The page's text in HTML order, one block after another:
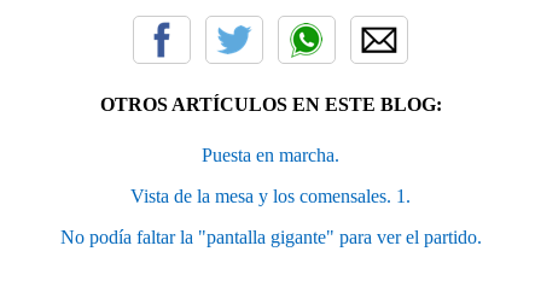
OTROS ARTÍCULOS EN ESTE BLOG:
Puesta en marcha.
Vista de la mesa y los comensales. 1.
No podía faltar la "pantalla gigante" para ver el partido.